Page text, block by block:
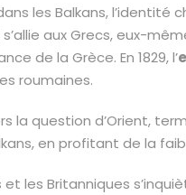
les Balkans,
s’allie aux Grecs, eux-
de la Grèce. En 1829, l’
roumaines.
la question d’Orient,
en profitant de la
et les Britanniques